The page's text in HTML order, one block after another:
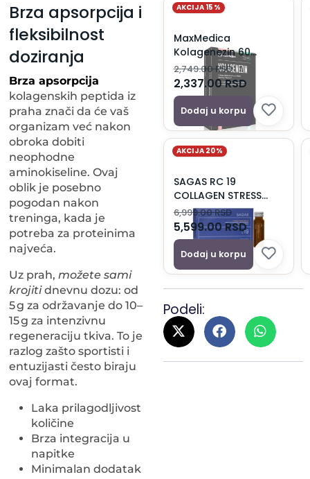
Brza apsorpcija i
fleksibilnost
doziranja
Brza apsorpcija
kolagenskih peptida iz
praha znači da će vaš
organizam već nakon
obroka dobiti
neophodne
aminokiseline. Ovaj
oblik je posebno
pogodan nakon
treninga, kada je
potreba za proteinima
najveća.
Uz prah,možete sami
krojitidnevnu dozu: od
5 g za održavanje do 10–
15 g za intenzivnu
regeneraciju tkiva. To je
razlog zašto sportisti i
entuzijasti često biraju
ovaj format.
Laka prilagodljivost
količine
Brza integracija u
napitke
Minimalan dodatak
Podeli:
AKCIJA 15%
MaxMedica
Kolagenezin 60
kapsula
2,749.00RSD
2,337.00RSD
Dodaj u korpu
AKCIJA 20%
SAGAS RC 19
COLLAGEN STRESS
RELIEVER 50ML 2XA10
PAKET
6,999.00RSD
5,599.00RSD
Dodaj u korpu